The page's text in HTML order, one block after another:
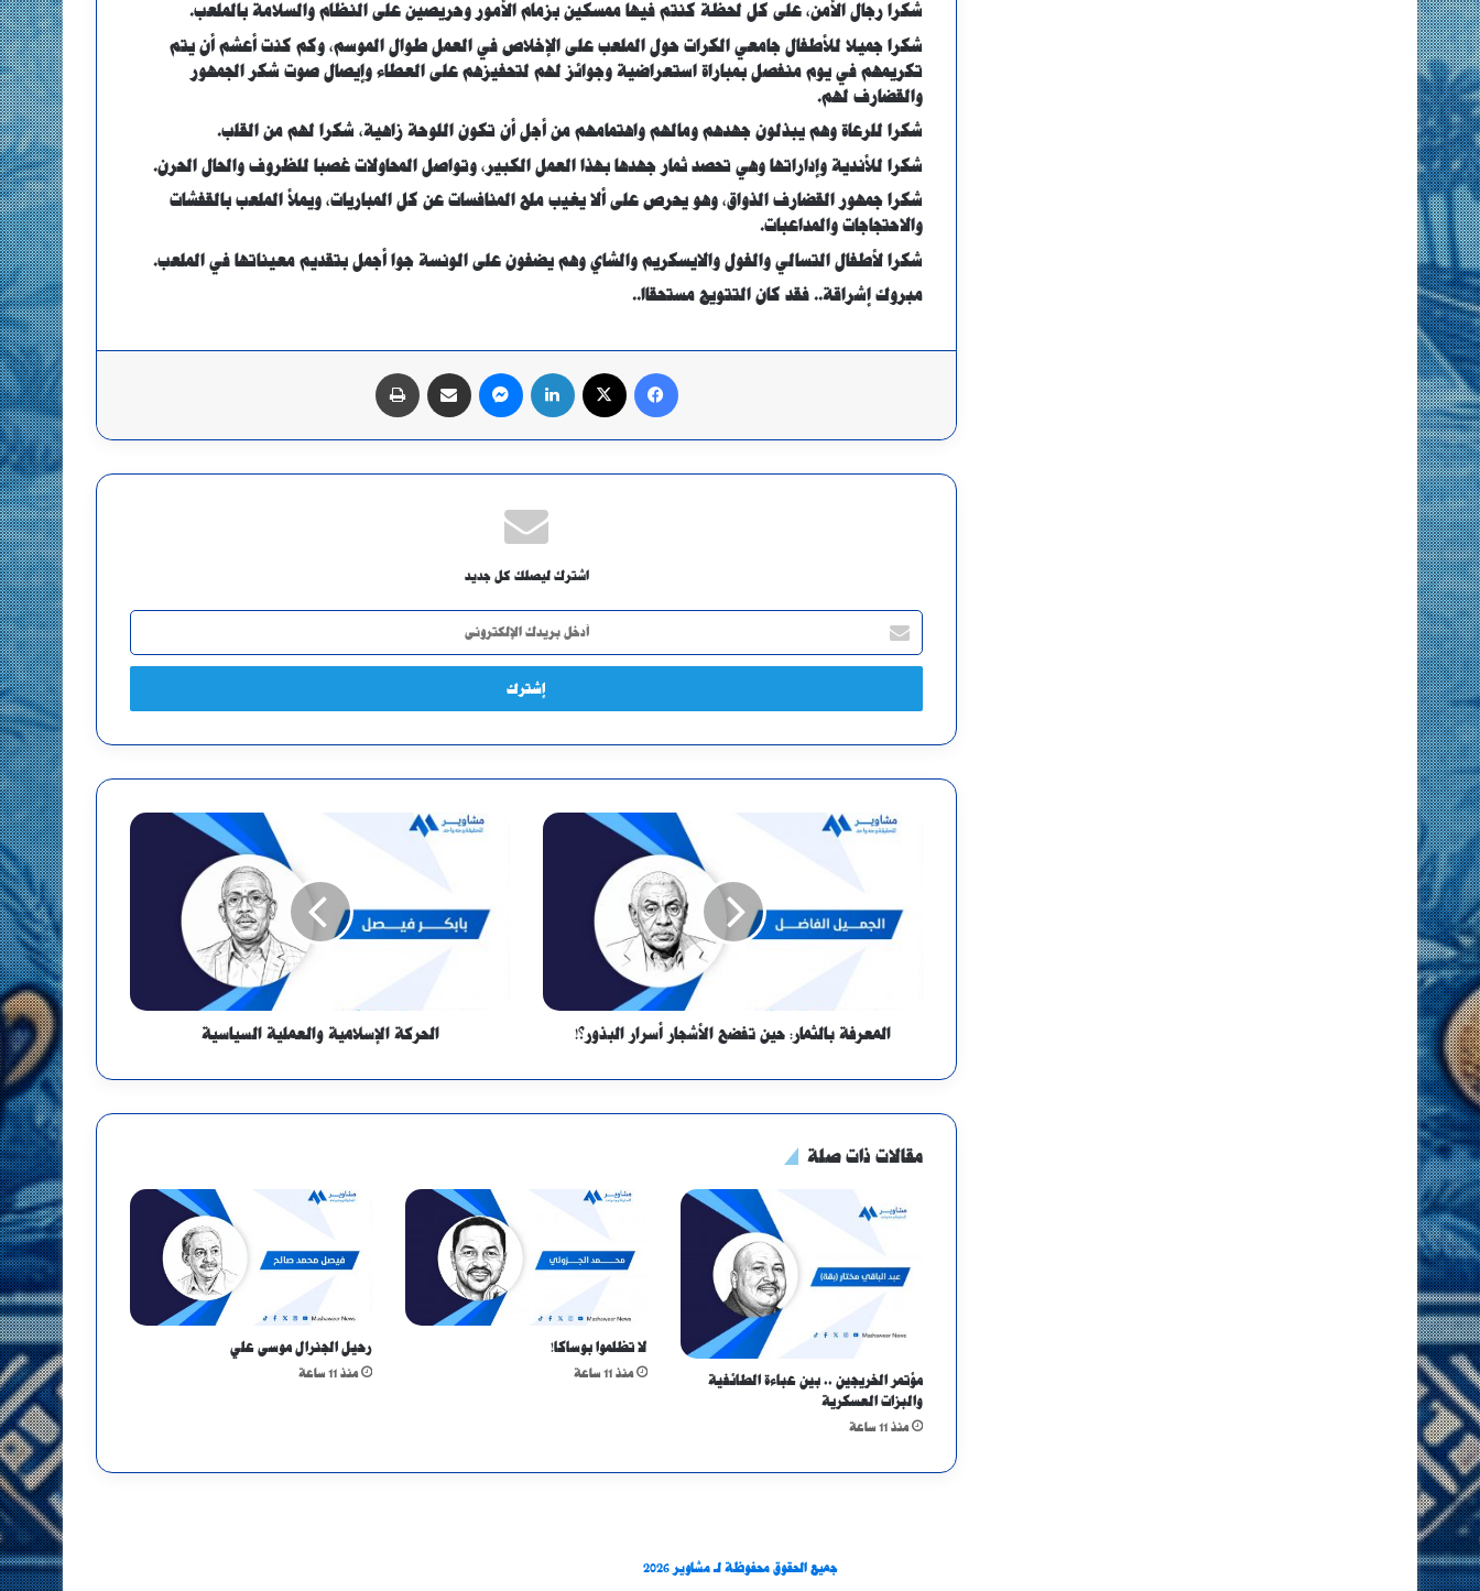
شكرا رجال الأمن، على كل لحظة كنتم فيها ممسكين بزمام الأمور وحريصين على النظام والسلامة بالملعب.
شكرا جميلا للأطفال جامعي الكرات حول الملعب على الإخلاص في العمل طوال الموسم، وكم كنت أعشم أن يتم
تكريمهم في يوم منفصل بمباراة استعراضية وجوائز لهم لتحفيزهم على العطاء وإيصال صوت شكر الجمهور
والقضارف لهم.
شكرا للرعاة وهم يبذلون جهدهم ومالهم واهتمامهم من أجل أن تكون اللوحة زاهية، شكرا لهم من القلب.
شكرا للأندية وإداراتها وهي تحصد ثمار جهدها بهذا العمل الكبير، وتواصل المحاولات غصبا للظروف والحال الحرن.
شكرا جمهور القضارف الذواق، وهو يحرص على ألا يغيب ملح المنافسات عن كل المباريات، ويملأ الملعب بالقفشات
والاحتجاجات والمداعبات.
شكرا لأطفال التسالي والفول والايسكريم والشاي وهم يضفون على الونسة جوا أجمل بتقديم معيناتها في الملعب.
مبروك إشراقة.. فقد كان التتويج مستحقاا..
فيسبوك لينكدإن ماسنجر مشاركة عبر البريد
اشترك ليصلك كل جديد
أدخل
بريدك
الإلكتروني
المعرفة بالثمار: حين تفضح الأشجار أسرار البذور؟! الحركة الإسلامية والعملية السياسية
مقالات ذات صلة
مؤتمر الخريجين .. بين عباءة الطائفية
والبزات العسكرية
منذ 11 ساعة
لا تظلموا بوساكا!
منذ 11 ساعة
رحيل الجنرال موسى علي
منذ 11 ساعة
جميع الحقوق محفوظة لـ مشاوير 2026